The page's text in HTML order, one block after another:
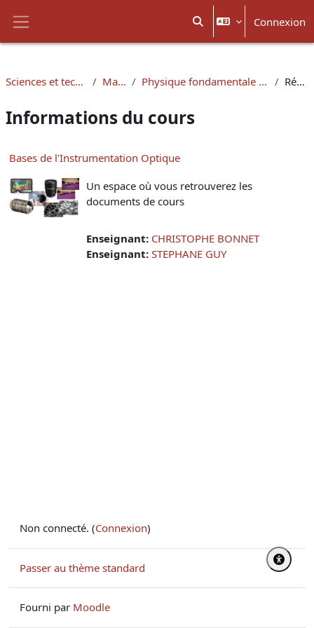
Activer/désactiver la
Connexion
Sciences et technologies Masters Physique fondamentale et applications Résumé
Informations du cours
Bases de l'Instrumentation Optique
Un espace où vous retrouverez les
documents de cours
Enseignant: CHRISTOPHE BONNET
Enseignant: STEPHANE GUY
Non connecté. (Connexion)
Passer au thème standard
Fourni par Moodle